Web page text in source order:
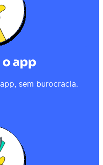
app
sem burocracia.